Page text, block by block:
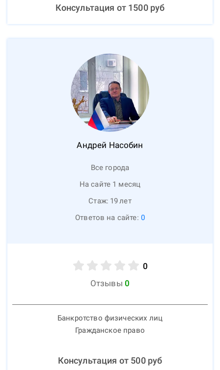
Консультация от 1500руб
Андрей Насобин
Все города
На сайте 1 месяц
Стаж: 19лет
Ответов на сайте: 0
0
Отзывы 0
Банкротство физических лиц
Гражданское право
Консультация от 500руб